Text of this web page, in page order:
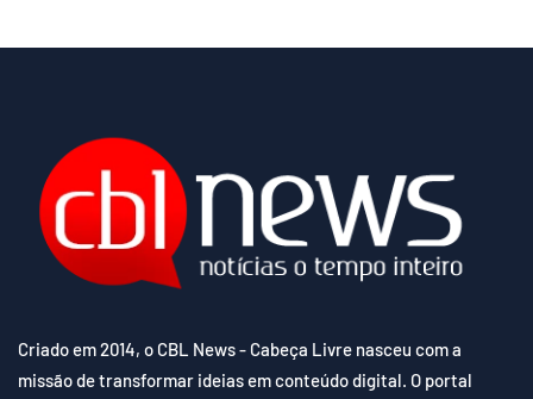
Criado em 2014, o CBL News - Cabeça Livre nasceu com a
missão de transformar ideias em conteúdo digital. O portal